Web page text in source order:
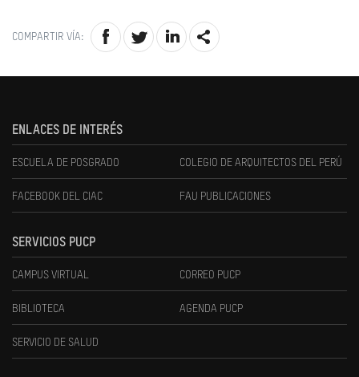
COMPARTIR VÍA:
ENLACES DE INTERÉS
ESCUELA DE POSGRADO COLEGIO DE ARQUITECTOS DEL PERÚ
FACEBOOK DEL CIAC FAU PUBLICACIONES
SERVICIOS PUCP
CAMPUS VIRTUAL CORREO PUCP
BIBLIOTECA AGENDA PUCP
SERVICIO DE SALUD